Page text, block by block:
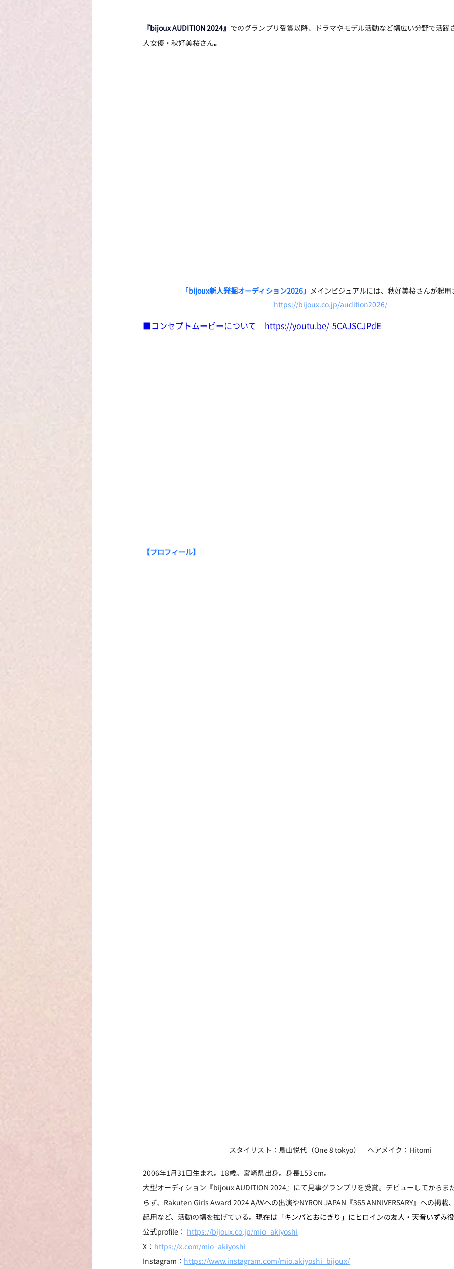
『bijoux AUDITION 2024』 でのグランプリ受賞以降、ドラマやモデル活動など幅広い分野で活躍
人女優・秋好美桜さん。
「bijoux新人発掘オーディション2026」 メインビジュアルには、秋好美桜さんが起用
https://bijoux.co.jp/audition2026/
■コンセプトムービーについて　https://youtu.be/-5CAJSCJPdE
【プロフィール】
スタイリスト：鳥山悦代（One 8 tokyo）　ヘアメイク：Hitomi
2006年1月31日生まれ。18歳。宮崎県出身。身長153 cm。
大型オーディション『bijoux AUDITION 2024』にて見事グランプリを受賞。デビューしてからま
らず、Rakuten Girls Award 2024 A/Wへの出演やNYRON JAPAN『365 ANNIVERSARY』への掲載
起用など、活動の幅を拡げている。 現在は「キンパとおにぎり」にヒロインの友人・天音いずみ
公式profile： https://bijoux.co.jp/mio_akiyoshi
X： https://x.com/mio_akiyoshi
Instagram： https://www.instagram.com/mio.akiyoshi_bijoux/